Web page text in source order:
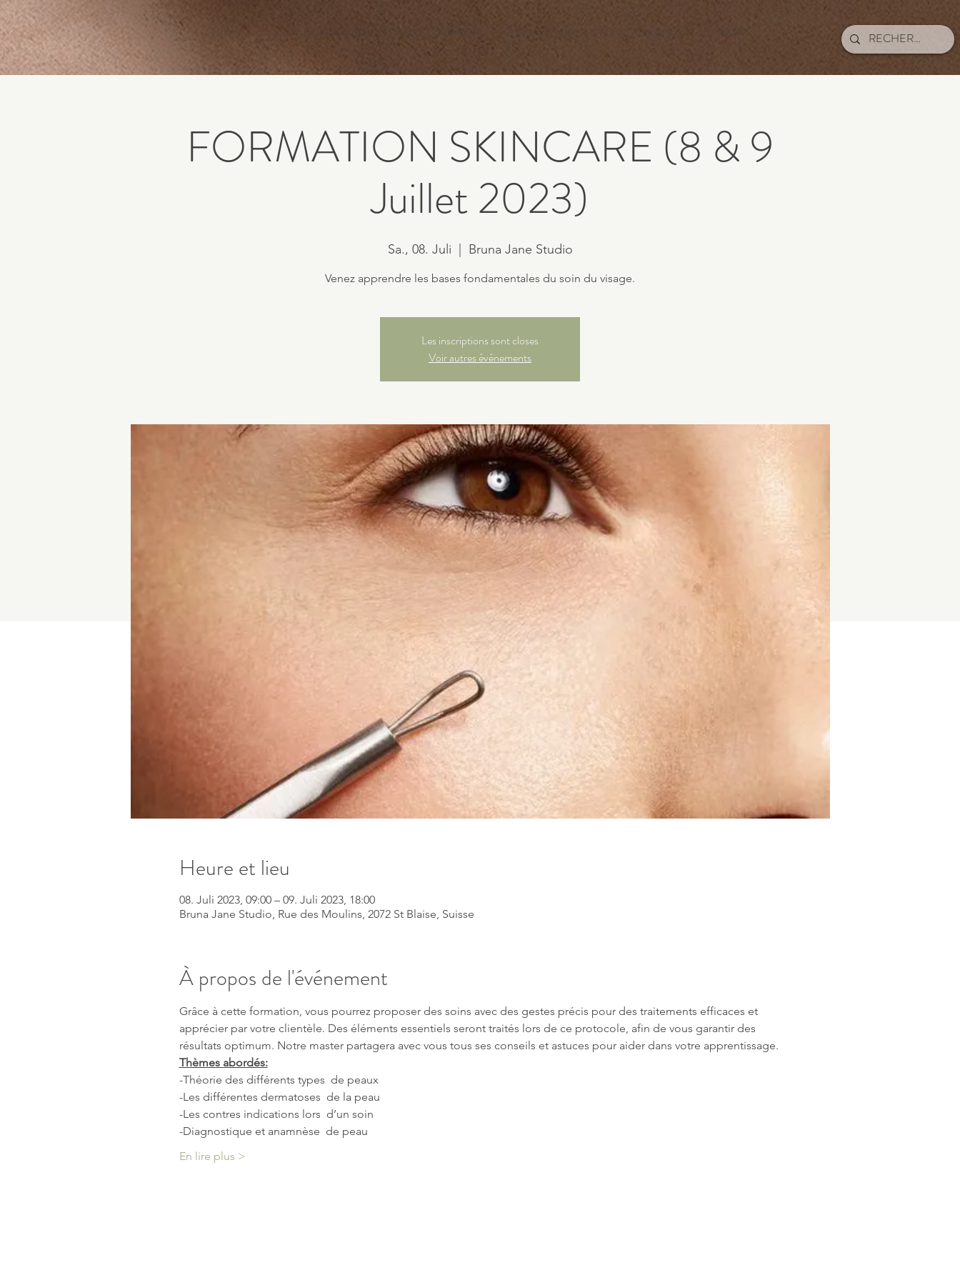
UNSERE LEISTUNGEN UNSERE AUSBILDUNG KONTAKT
FORMATION SKINCARE (8 & 9
Juillet 2023)
Sa., 08. Juli Bruna Jane Studio
Venez apprendre les bases fondamentales du soin du visage.
Les inscriptions sont closes
Voir autres événements
Heure et lieu
08. Juli 2023, 09:00 – 09. Juli 2023, 18:00
Bruna Jane Studio, Rue des Moulins, 2072 St Blaise, Suisse
À propos de l'événement
Grâce à cette formation, vous pourrez proposer des soins avec des gestes précis pour des traitements efficaces et
apprécier par votre clientèle. Des éléments essentiels seront traités lors de ce protocole, afin de vous garantir des
résultats optimum. Notre master partagera avec vous tous ses conseils et astuces pour aider dans votre apprentissage.
Thèmes abordés:
-Théorie des différents types  de peaux
-Les différentes dermatoses  de la peau
-Les contres indications lors  d’un soin
-Diagnostique et anamnèse  de peau
En lire plus >